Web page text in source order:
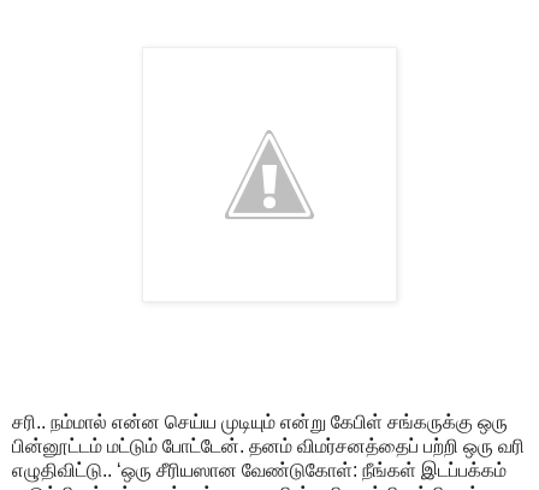
சரி.. நம்மால் என்ன செய்ய முடியும் என்று கேபிள் சங்கருக்கு ஒரு
பின்னூட்டம் மட்டும் போட்டேன். தனம் விமர்சனத்தைப் பற்றி ஒரு வரி
எழுதிவிட்டு.. ‘ஒரு சீரியஸான வேண்டுகோள்: நீங்கள் இடப்பக்கம்